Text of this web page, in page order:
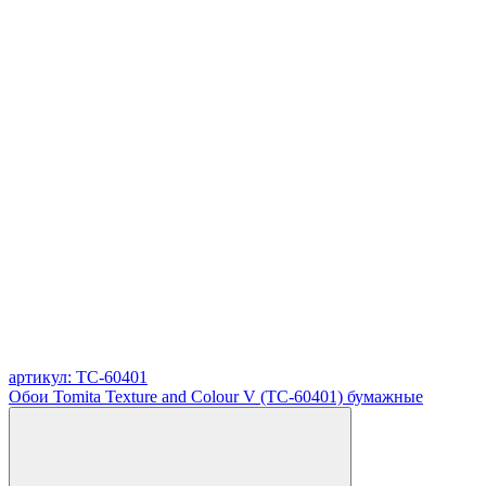
артикул: TC-60401
Обои Tomita Texture and Colour V (TC-60401) бумажные